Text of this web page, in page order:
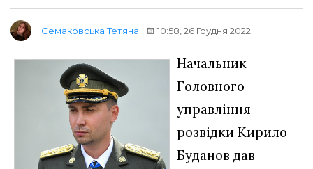
Семаковська Тетяна 10:58, 26 Грудня 2022
Начальник
Головного
управління
розвідки Кирило
Буданов дав